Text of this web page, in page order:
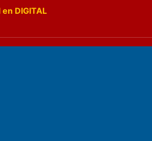
DIGITAL